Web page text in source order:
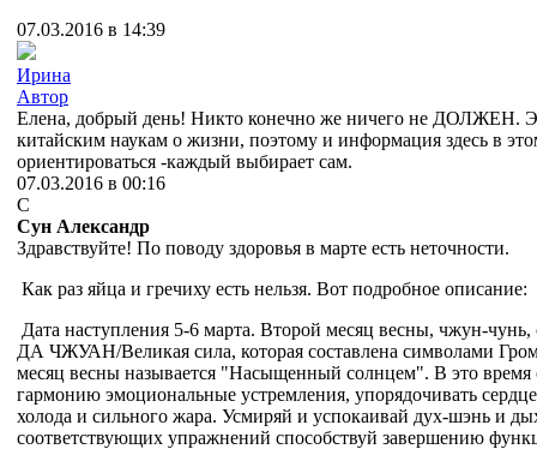
07.03.2016 в 14:39
Ирина
Автор
Елена, добрый день! Никто конечно же ничего не ДОЛЖЕН.
китайским наукам о жизни, поэтому и информация здесь в
ориентироваться -каждый выбирает сам.
07.03.2016 в 00:16
С
Сун Александр
Здравствуйте! По поводу здоровья в марте есть неточности.
Как раз яйца и гречиху есть нельзя. Вот подробное описание:
Дата наступления 5-6 марта. Второй месяц весны, чжун-чунь,
ДА ЧЖУАН/Великая сила, которая составлена символами
месяц весны называется "Насыщенный солнцем". В это время
гармонию эмоциональные устремления, упорядочивать
холода и сильного жара. Усмиряй и успокаивай дух-шэнь и
соответствующих упражнений способствуй завершению